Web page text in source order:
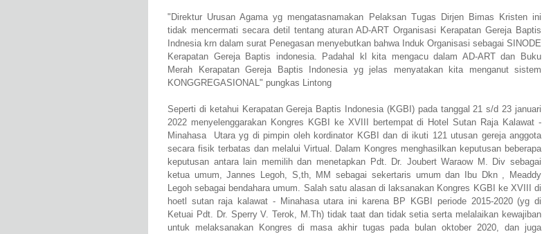
"Direktur Urusan Agama yg mengatasnamakan Pelaksan Tugas Dirjen Bimas Kristen ini
tidak mencermati secara detil tentang aturan AD-ART Organisasi Kerapatan Gereja Baptis
Indnesia krn dalam surat Penegasan menyebutkan bahwa Induk Organisasi sebagai SINODE
Kerapatan Gereja Baptis indonesia. Padahal kl kita mengacu dalam AD-ART dan Buku
Merah Kerapatan Gereja Baptis Indonesia yg jelas menyatakan kita menganut sistem
KONGGREGASIONAL" pungkas Lintong
Seperti di ketahui Kerapatan Gereja Baptis Indonesia (KGBI) pada tanggal 21 s/d 23 januari
2022 menyelenggarakan Kongres KGBI ke XVIII bertempat di Hotel Sutan Raja Kalawat -
Minahasa Utara yg di pimpin oleh kordinator KGBI dan di ikuti 121 utusan gereja anggota
secara fisik terbatas dan melalui Virtual. Dalam Kongres menghasilkan keputusan beberapa
keputusan antara lain memilih dan menetapkan Pdt. Dr. Joubert Waraow M. Div sebagai
ketua umum, Jannes Legoh, S,th, MM sebagai sekertaris umum dan Ibu Dkn , Meaddy
Legoh sebagai bendahara umum. Salah satu alasan di laksanakan Kongres KGBI ke XVIII di
hoetl sutan raja kalawat - Minahasa utara ini karena BP KGBI periode 2015-2020 (yg di
Ketuai Pdt. Dr. Sperry V. Terok, M.Th) tidak taat dan tidak setia serta melalaikan kewajiban
untuk melaksanakan Kongres di masa akhir tugas pada bulan oktober 2020, dan juga